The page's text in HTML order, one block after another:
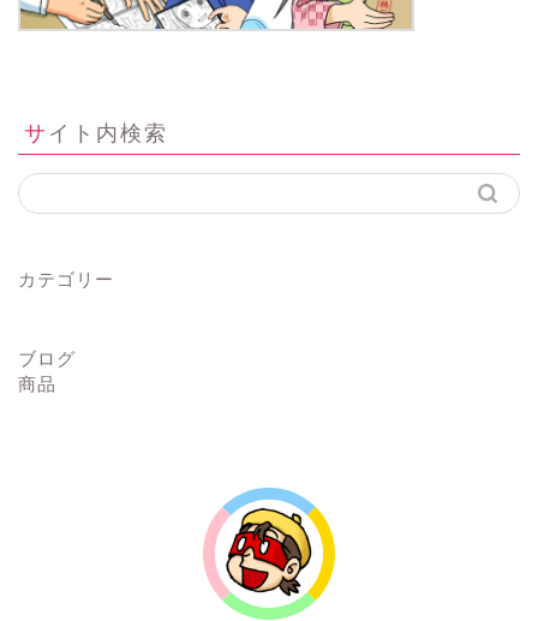
サイト内検索
カテゴリー
ブログ
商品